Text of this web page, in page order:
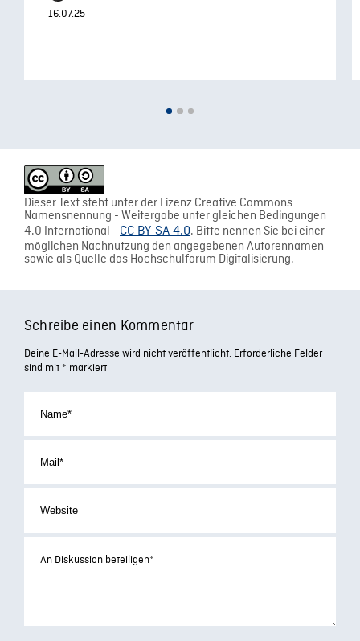
16.07.25
Dieser Text steht unter der Lizenz Creative Commons
Namensnennung - Weitergabe unter gleichen Bedingungen
4.0 International - CC BY-SA 4.0. Bitte nennen Sie bei einer
möglichen Nachnutzung den angegebenen Autorennamen
sowie als Quelle das Hochschulforum Digitalisierung.
Schreibe einen Kommentar
Deine E-Mail-Adresse wird nicht veröffentlicht. Erforderliche Felder
sind mit * markiert